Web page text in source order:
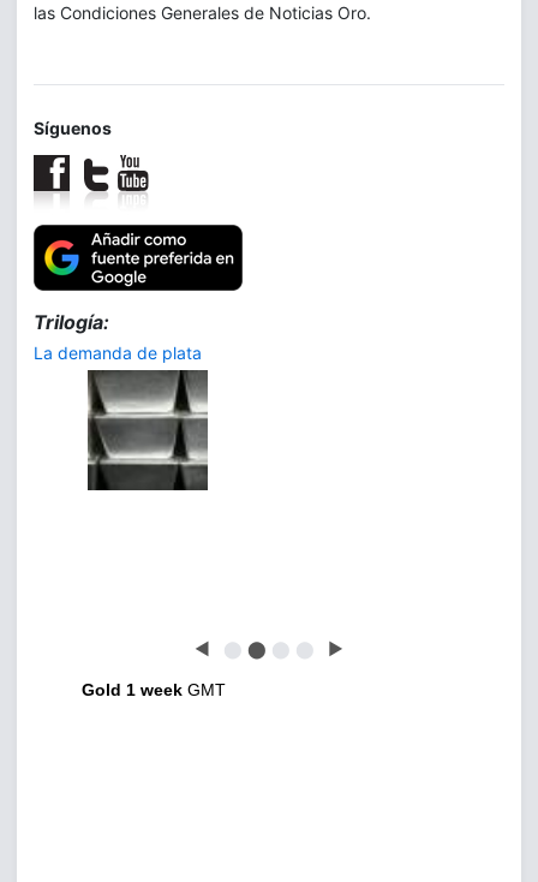
las Condiciones Generales de Noticias Oro.
Síguenos
Trilogía:
La demanda de plata
◀ ⬤ ⬤ ⬤ ⬤ ▶
Gold 1 week GMT